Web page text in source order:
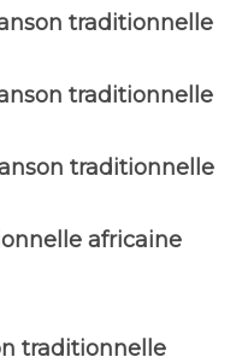
traditionnelle
traditionnelle
traditionnelle
africaine
traditionnelle